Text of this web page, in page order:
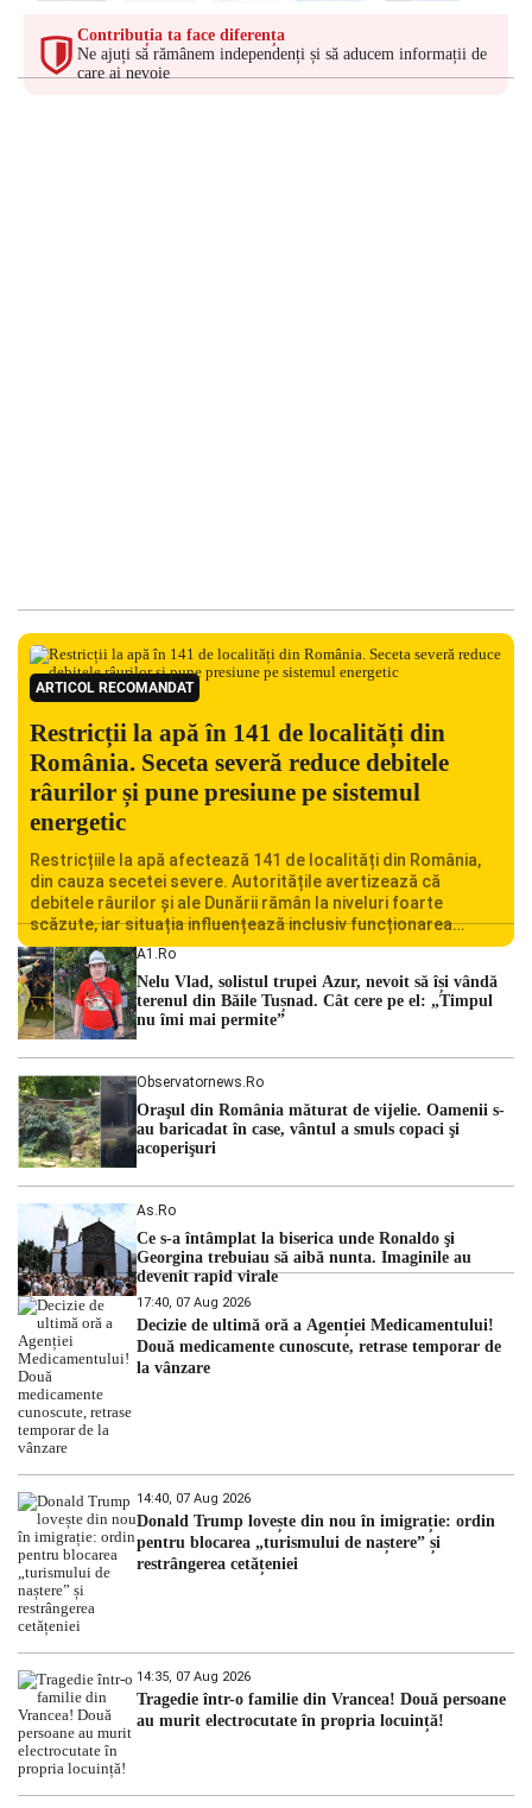
Contribuția ta face diferența
Ne ajuți să rămânem independenți și să aducem informații de
care ai nevoie
ARTICOL RECOMANDAT
Restricții la apă în 141 de localități din
România. Seceta severă reduce debitele
râurilor și pune presiune pe sistemul
energetic
Restricțiile la apă afectează 141 de localități din România,
din cauza secetei severe. Autoritățile avertizează că
debitele râurilor și ale Dunării rămân la niveluri foarte
scăzute, iar situația influențează inclusiv funcționarea
Centralei Nucleare de la Cernavodă. România se confruntă
cu una dintre cele mai dificile perioade din punct de vedere
hidrologic din ultimii ani. Lipsa […]
A1.ro
Nelu Vlad, solistul trupei Azur, nevoit să își vândă
terenul din Băile Tușnad. Cât cere pe el: „Timpul
nu îmi mai permite”
Observatornews.ro
Oraşul din România măturat de vijelie. Oamenii s-
au baricadat în case, vântul a smuls copaci şi
acoperişuri
As.ro
Ce s-a întâmplat la biserica unde Ronaldo şi
Georgina trebuiau să aibă nunta. Imaginile au
devenit rapid virale
17:40, 07 Aug 2026
Decizie de ultimă oră a Agenției Medicamentului!
Două medicamente cunoscute, retrase temporar de
la vânzare
14:40, 07 Aug 2026
Donald Trump lovește din nou în imigrație: ordin
pentru blocarea „turismului de naștere” și
restrângerea cetățeniei
14:35, 07 Aug 2026
Tragedie într-o familie din Vrancea! Două persoane
au murit electrocutate în propria locuință!